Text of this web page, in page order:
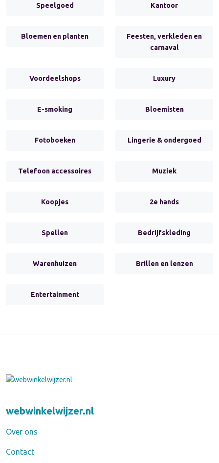
Speelgoed Kantoor
Bloemen en planten
Feesten, verkleden en
carnaval
Voordeelshops Luxury
E-smoking Bloemisten
Fotoboeken Lingerie & ondergoed
Telefoon accessoires Muziek
Koopjes 2e hands
Spellen Bedrijfskleding
Warenhuizen Brillen en lenzen
Entertainment
webwinkelwijzer.nl
Over ons
Contact